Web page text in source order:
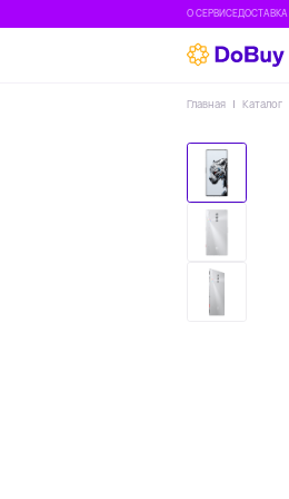
О СЕРВИСЕДОСТАВКА
Главная Каталог